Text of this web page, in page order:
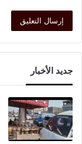
جديد الأخبار